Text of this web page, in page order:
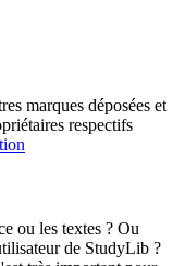
marques déposées et
respectifs
ou les textes ? Ou
de StudyLib ?